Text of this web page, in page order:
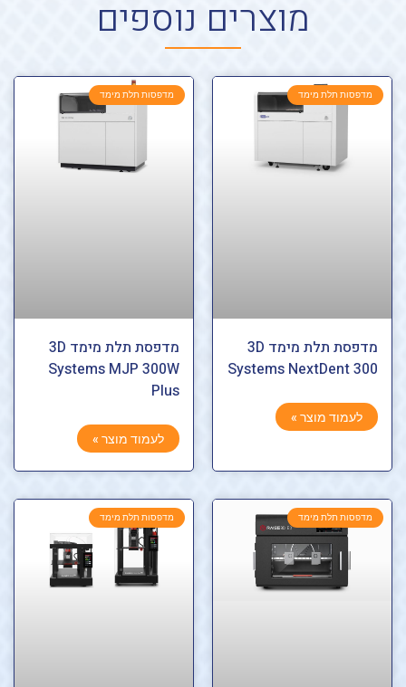
מוצרים נוספים
מדפסות תלת מימד
מדפסת תלת מימד 3D
Systems NextDent 300
לעמוד מוצר »
מדפסות תלת מימד
מדפסת תלת מימד 3D
Systems MJP 300W
Plus
לעמוד מוצר »
מדפסות תלת מימד מדפסות תלת מימד